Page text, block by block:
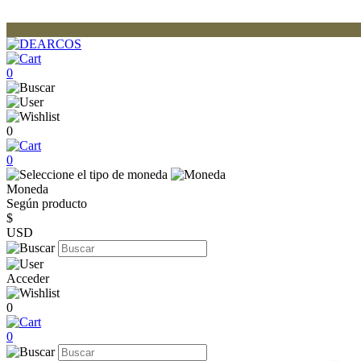
0
0
0
Moneda
Según producto
$
USD
Acceder
0
0